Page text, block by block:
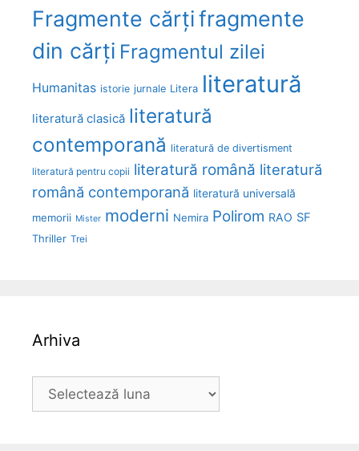
Fragmente cărțifragmente
din cărți Fragmentul zilei
Humanitas istorie jurnale Litera literatură
literatură clasică literatură
contemporană literatură de divertisment
literatură pentru copii literatură română literatură
română contemporană literatură universală
memorii Mister moderni Nemira Polirom RAO SF
Thriller Trei
Arhiva
Arhiva